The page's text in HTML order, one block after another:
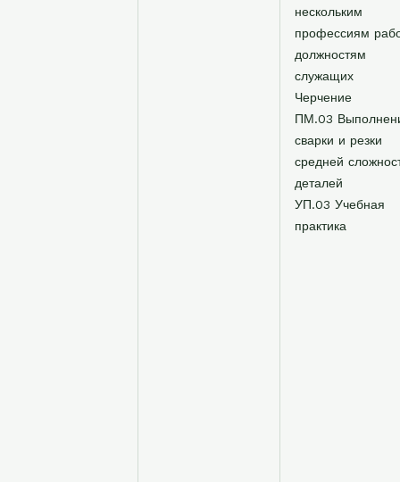
нескольким
профессиям
должностям
служащих
Черчение
ПМ.03
сварки и резки
средней
деталей
УП.03 Учебная
практика